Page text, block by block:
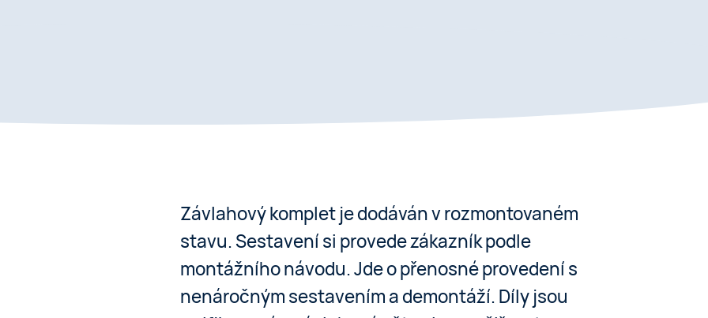
Závlahový komplet je dodáván v rozmontovaném
stavu. Sestavení si provede zákazník podle
montážního návodu. Jde o přenosné provedení s
nenáročným sestavením a demontáží. Díly jsou